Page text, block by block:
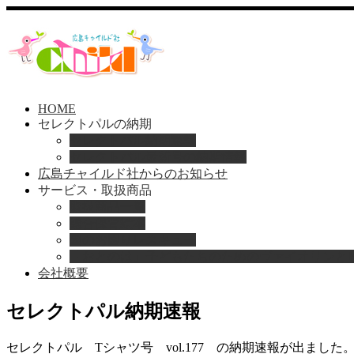
HOME
セレクトパルの納期
広島チャイルド社からのお知らせ
サービス・取扱商品
会社概要
Home
お知らせ
セレクトパル納期速報
Aug
セレクトパル納期速報
セレクトパル Tシャツ号 vol.177 の納期速報が出ました。